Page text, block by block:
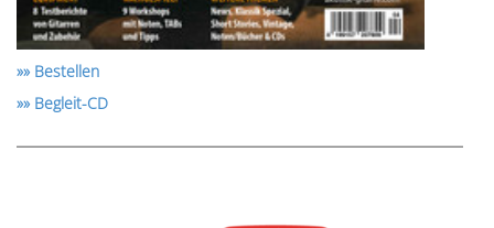
»» Bestellen
»» Begleit-CD